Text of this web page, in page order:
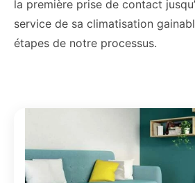
la première prise de contact
service de sa climatisation
étapes de notre processus.